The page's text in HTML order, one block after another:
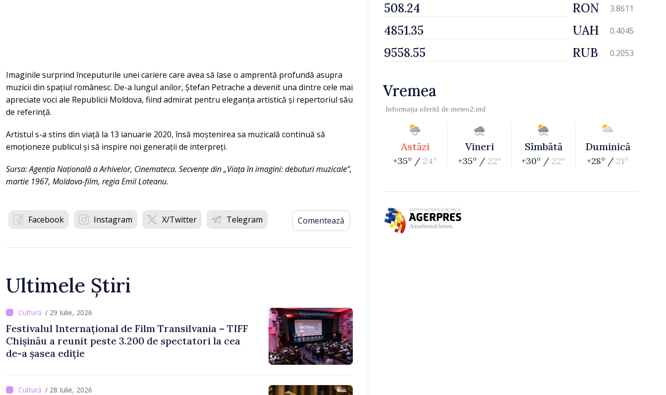
Imaginile surprind începuturile unei cariere care avea să lase o amprentă profundă asupra
muzicii din spațiul românesc. De-a lungul anilor, Ștefan Petrache a devenit una dintre cele mai
apreciate voci ale Republicii Moldova, fiind admirat pentru eleganța artistică și repertoriul său
de referință.
Artistul s-a stins din viață la 13 ianuarie 2020, însă moștenirea sa muzicală continuă să
emoționeze publicul și să inspire noi generații de interpreți.
Sursa: Agenția Națională a Arhivelor, Cinemateca. Secvențe din „Viața în imagini: debuturi muzicale”,
martie 1967, Moldova-film, regia Emil Loteanu.
Facebook Instagram X/Twitter Telegram Comentează
Ultimele Știri
/ 29 Iulie, 2026
Festivalul Internațional de Film Transilvania – TIFF
Chișinău a reunit peste 3.200 de spectatori la cea
de-a șasea ediție
/ 28 Iulie, 2026
RON 3.8611
UAH 0.4045
RUB 0.2053
Vremea
Informația oferită de meteo2.md
Astăzi
+35° / 24°
Vineri
+35° / 22°
Sîmbătă
+30° / 22°
Duminică
+28° / 21°